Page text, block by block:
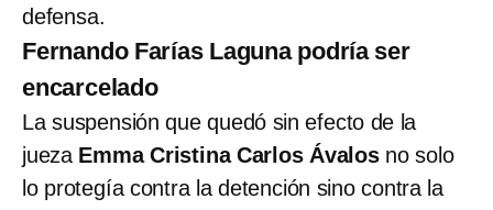
defensa.
Fernando Farías Laguna podría ser
encarcelado
La suspensión que quedó sin efecto de la
jueza Emma Cristina Carlos Ávalosno solo
lo protegía contra la detención sino contra la